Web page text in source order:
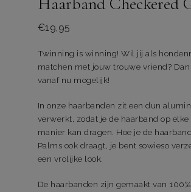
€19,95
Twinning is winning! Wil jij als
matchen met jouw trouwe vriend? Dan
vanaf nu mogelijk!
In onze haarbanden zit een dun
verwerkt, zodat je de haarband op
manier kan dragen. Hoe je de
Palms ook draagt, je bent sowieso
een vrolijke look.
De haarbanden zijn gemaakt van